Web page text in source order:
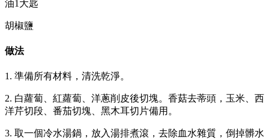
油1大匙
胡椒鹽
做法
1. 準備所有材料，清洗乾淨。
2. 白蘿蔔、紅蘿蔔、洋蔥削皮後切塊。香菇去蒂頭，玉米、西
洋芹切段、番茄切塊、黑木耳切片備用。
3. 取一個冷水湯鍋，放入湯排煮滾，去除血水雜質，倒掉髒水